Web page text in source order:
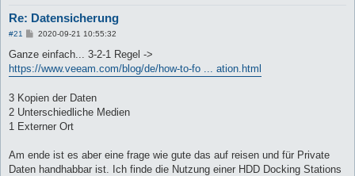
Re: Datensicherung
#21
B
i
r
2020-09-21 10:55:32
Ganze einfach... 3-2-1 Regel ->
https://www.veeam.com/blog/de/how-to-fo ... ation.html
3 Kopien der Daten
2 Unterschiedliche Medien
1 Externer Ort
Am ende ist es aber eine frage wie gute das auf reisen und für Private
Daten handhabbar ist. Ich finde die Nutzung einer HDD Docking Stations